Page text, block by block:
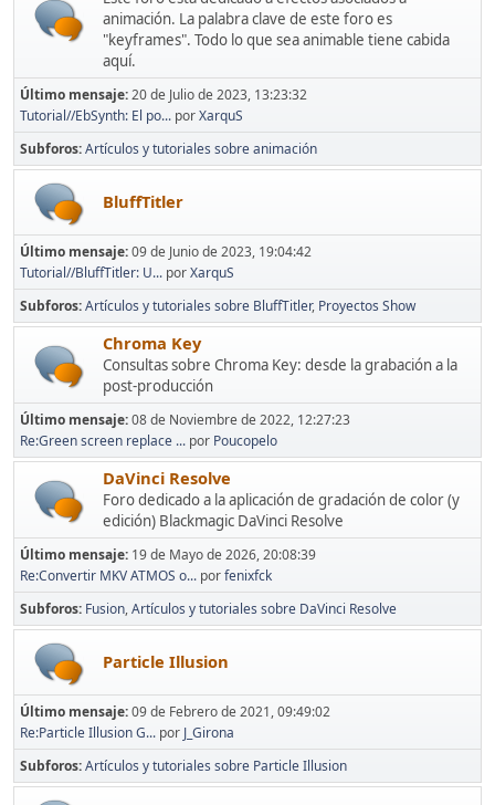
animación. La palabra clave de este foro es
"keyframes". Todo lo que sea animable tiene cabida
aquí.
Último mensaje:20 de Julio de 2023, 13:23:32
Tutorial//EbSynth: El po... porXarquS
Subforos Artículos y tutoriales sobre animación
BluffTitler
Último mensaje:09 de Junio de 2023, 19:04:42
Tutorial//BluffTitler: U... porXarquS
Subforos Artículos y tutoriales sobre BluffTitler Proyectos Show
Chroma Key
Consultas sobre Chroma Key: desde la grabación a la
post-producción
Último mensaje:08 de Noviembre de 2022, 12:27:23
Re:Green screen replace ... por Poucopelo
DaVinci Resolve
Foro dedicado a la aplicación de gradación de color (y
edición) Blackmagic DaVinci Resolve
Último mensaje: 19 de Mayo de 2026, 20:08:39
Re:Convertir MKV ATMOS o... porfenixfck
Subforos Fusion Artículos y tutoriales sobre DaVinci Resolve
Particle Illusion
Último mensaje:09 de Febrero de 2021, 09:49:02
Re:Particle Illusion G... por J_Girona
Subforos Artículos y tutoriales sobre Particle Illusion